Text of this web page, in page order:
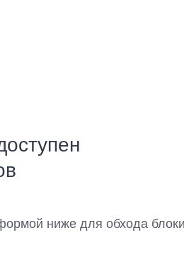
ниже для обхода